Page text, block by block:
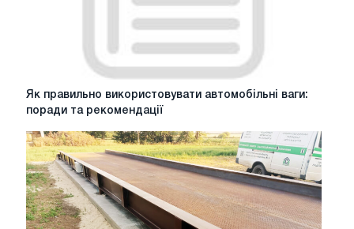
Як
правильно
автомобільні
ваги:
поради
та
рекомендації
Як правильно використовувати автомобільні ваги: ​​
поради та рекомендації